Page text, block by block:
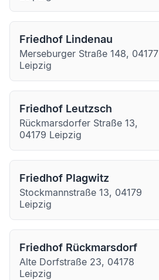
Friedhof Lindenau
Merseburger Straße 148, 04177
Leipzig
Friedhof Leutzsch
Rückmarsdorfer Straße 13,
04179 Leipzig
Friedhof Plagwitz
Stockmannstraße 13, 04179
Leipzig
Friedhof Rückmarsdorf
Alte Dorfstraße 23, 04178
Leipzig